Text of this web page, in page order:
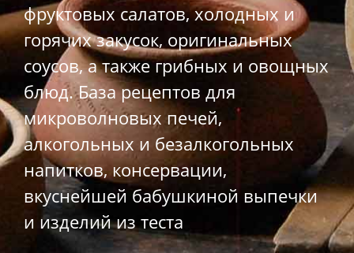
фруктовых салатов, холодных и
горячих закусок, оригинальных
соусов, а также грибных и овощных
блюд. База рецептов для
микроволновых печей,
алкогольных и безалкогольных
напитков, консервации,
вкуснейшей бабушкиной выпечки
и изделий из теста